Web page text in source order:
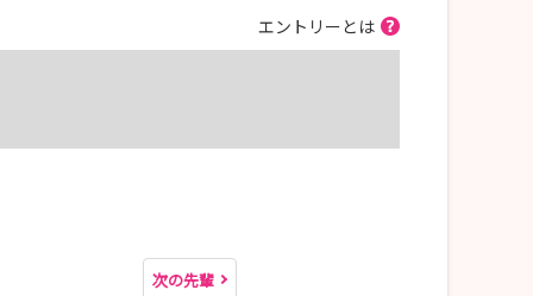
エントリーとは
次の先輩